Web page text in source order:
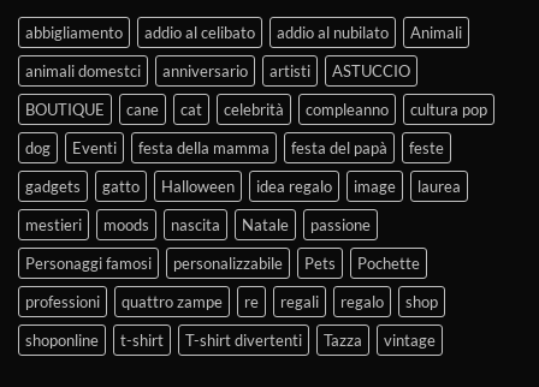
abbigliamento addio al celibato addio al nubilato
Animali
animali domestci
anniversario artisti
ASTUCCIO
BOUTIQUE
cane cat celebrità compleanno
cultura pop
dog
Eventi festa della mamma festa del papà
feste
gadgets
gatto Halloween idea regalo image
laurea
mestieri
moods nascita Natale
passione
Personaggi famosi
personalizzabile Pets
Pochette
professioni
quattro zampe re regali regalo
shop
shoponline
t-shirt T-shirt divertenti Tazza vintage